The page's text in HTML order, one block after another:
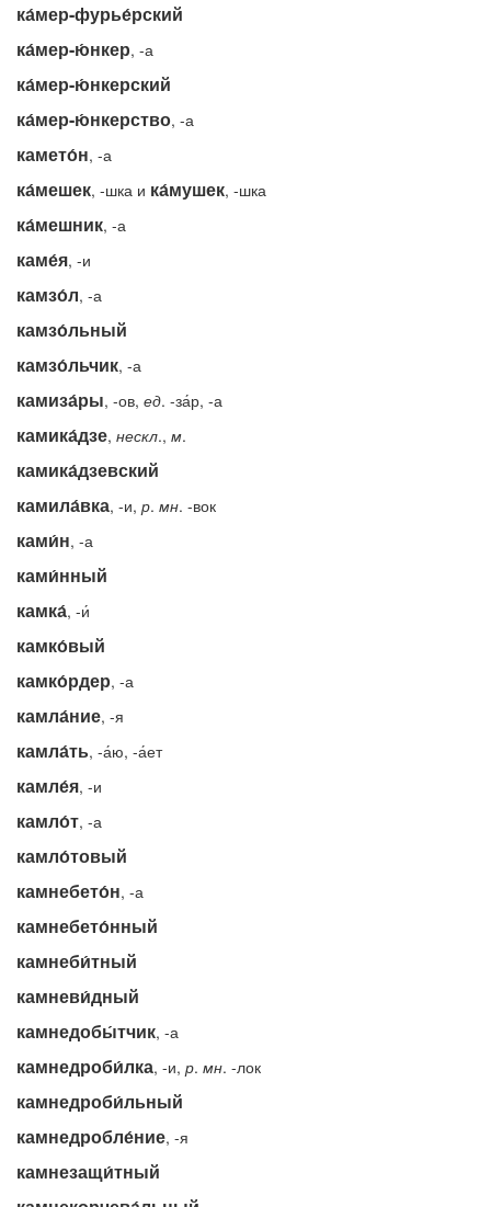
ка́мер-фурье́рский
ка́мер-ю́нкер, -а
ка́мер-ю́нкерский
ка́мер-ю́нкерство, -а
камето́н, -а
ка́мешек, -шка и ка́мушек, -шка
ка́мешник, -а
каме́я, -и
камзо́л, -а
камзо́льный
камзо́льчик, -а
камиза́ры, -ов, ед. -за́р, -а
камика́дзе, нескл., м.
камика́дзевский
камила́вка, -и, р. мн. -вок
ками́н, -а
ками́нный
камка́, -и́
камко́вый
камко́рдер, -а
камла́ние, -я
камла́ть, -а́ю, -а́ет
камле́я, -и
камло́т, -а
камло́товый
камнебето́н, -а
камнебето́нный
камнеби́тный
камневи́дный
камнедобы́тчик, -а
камнедроби́лка, -и, р. мн. -лок
камнедроби́льный
камнедробле́ние, -я
камнезащи́тный